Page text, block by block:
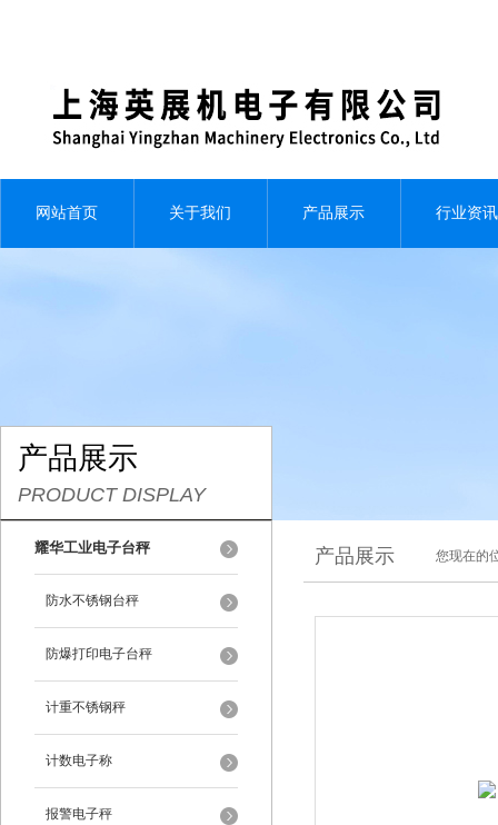
网站首页 关于我们 产品展示 行业资讯
产品展示
PRODUCT DISPLAY
耀华工业电子台秤
防水不锈钢台秤
防爆打印电子台秤
计重不锈钢秤
计数电子称
报警电子秤
产品展示 您现在的